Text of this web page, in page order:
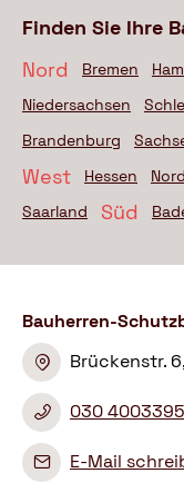
Finden Sie Ihre
Nord
Bremen
Niedersachsen
Brandenburg
West Hessen
Saarland
Süd
Bauherren-
Brückenstr.
030
E-Mail